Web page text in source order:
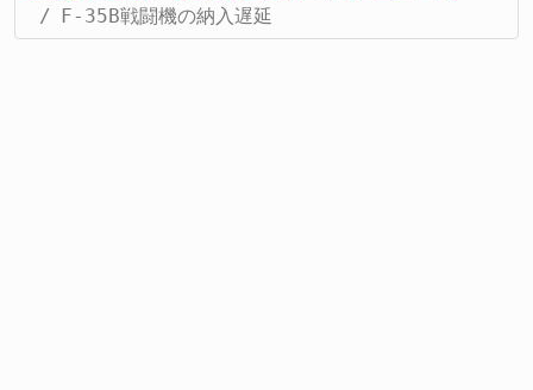
F-35B戦闘機の納入遅延